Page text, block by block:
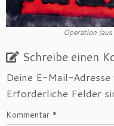
Operation
Schreibe einen
Deine E-Mail-
Erforderliche Felder
Kommentar *